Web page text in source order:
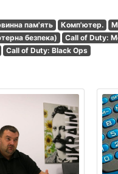
пам'ять Комп'ютер.
безпека)
Call of Duty:
Call of Duty: Black Ops